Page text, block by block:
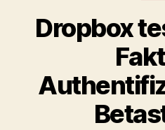
Dropbox